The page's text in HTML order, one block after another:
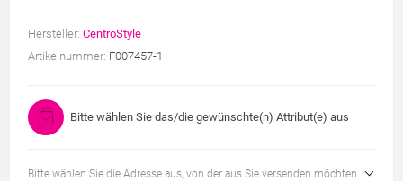
Hersteller: CentroStyle
Artikelnummer: F007457-1
Bitte wählen Sie das/die gewünschte(n) Attribut(e) aus
Bitte wählen Sie die Adresse aus, von der aus Sie versenden möchten